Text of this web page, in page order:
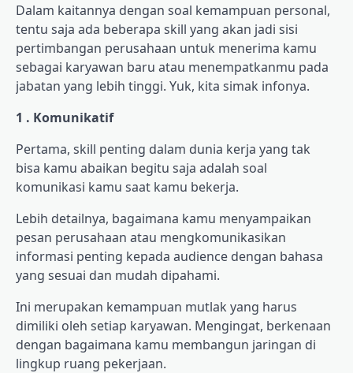
Dalam kaitannya dengan soal kemampuan personal,
tentu saja ada beberapa skill yang akan jadi sisi
pertimbangan perusahaan untuk menerima kamu
sebagai karyawan baru atau menempatkanmu pada
jabatan yang lebih tinggi. Yuk, kita simak infonya.
1 . Komunikatif
Pertama, skill penting dalam dunia kerja yang tak
bisa kamu abaikan begitu saja adalah soal
komunikasi kamu saat kamu bekerja.
Lebih detailnya, bagaimana kamu menyampaikan
pesan perusahaan atau mengkomunikasikan
informasi penting kepada audience dengan bahasa
yang sesuai dan mudah dipahami.
Ini merupakan kemampuan mutlak yang harus
dimiliki oleh setiap karyawan. Mengingat, berkenaan
dengan bagaimana kamu membangun jaringan di
lingkup ruang pekerjaan.